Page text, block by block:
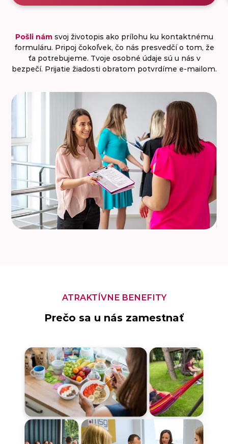
Pošli námsvoj životopis ako prílohu ku kontaktnému
formuláru. Pripoj čokoľvek, čo nás presvedčí o tom, že
ťa potrebujeme. Tvoje osobné údaje sú u nás v
bezpečí. Prijatie žiadosti obratom potvrdíme e‑mailom.
ATRAKTÍVNE BENEFITY
Prečo sa u nás zamestnať